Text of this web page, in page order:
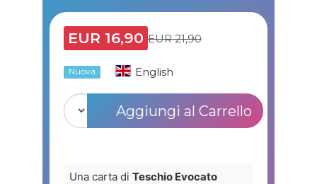
EUR 16,90 EUR 21,90
Nuova English
Aggiungi al Carrello
Una carta di Teschio Evocato